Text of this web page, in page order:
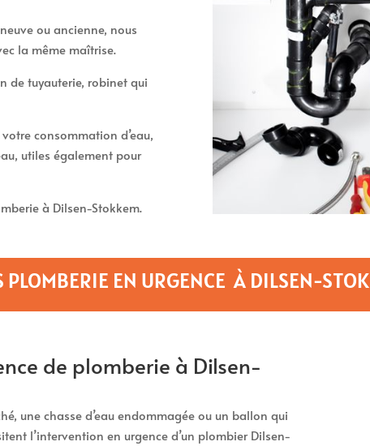
ou ancienne, nous
la même maîtrise.
de tuyauterie, robinet qui
consommation d’eau,
utiles également pour
à Dilsen-Stokkem.
PLOMBERIE EN URGENCE À DILSEN-
de plomberie à Dilsen-
une chasse d’eau endommagée ou un ballon qui
l’intervention en urgence d’un plombier Dilsen-